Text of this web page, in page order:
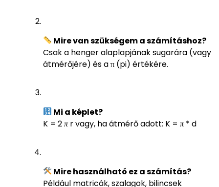
Mire van szükségem a számításhoz?
Csak a henger alaplapjának sugarára (vagy
átmérőjére) és a π (pi) értékére.
Mi a képlet?
K = 2πr vagy, ha átmérő adott: K = π * d
Mire használható ez a számítás?
Például matricák, szalagok, bilincsek